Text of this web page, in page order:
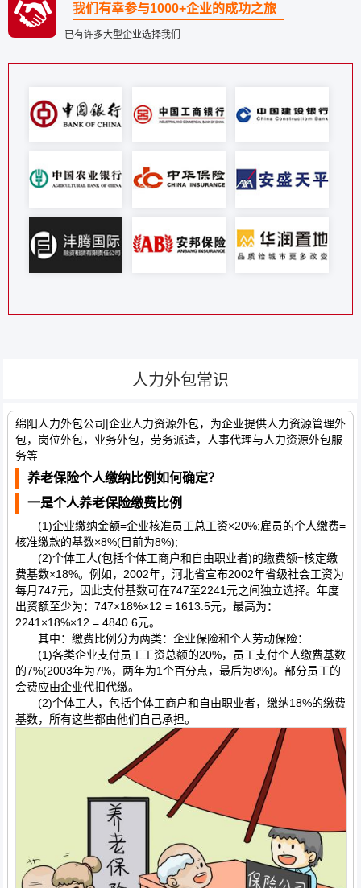
我们有幸参与1000+企业的成功之旅
已有许多大型企业选择我们
人力外包常识
绵阳人力外包公司|企业人力资源外包，为企业提供人力资源管理外
包，岗位外包，业务外包，劳务派遣，人事代理与人力资源外包服
务等
养老保险个人缴纳比例如何确定？
一是个人养老保险缴费比例
(1)企业缴纳金额=企业核准员工总工资×20%;雇员的个人缴费=
核准缴款的基数×8%(目前为8%);
(2)个体工人(包括个体工商户和自由职业者)的缴费额=核定缴
费基数×18%。例如，2002年，河北省宣布2002年省级社会工资为
每月747元，因此支付基数可在747至2241元之间独立选择。年度
出资额至少为：747×18%×12 = 1613.5元，最高为：
2241×18%×12 = 4840.6元。
其中：缴费比例分为两类：企业保险和个人劳动保险：
(1)各类企业支付员工工资总额的20%，员工支付个人缴费基数
的7%(2003年为7%，两年为1个百分点，最后为8%)。部分员工的
会费应由企业代扣代缴。
(2)个体工人，包括个体工商户和自由职业者，缴纳18%的缴费
基数，所有这些都由他们自己承担。